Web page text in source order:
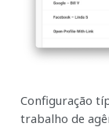
Configuração
trabalho de